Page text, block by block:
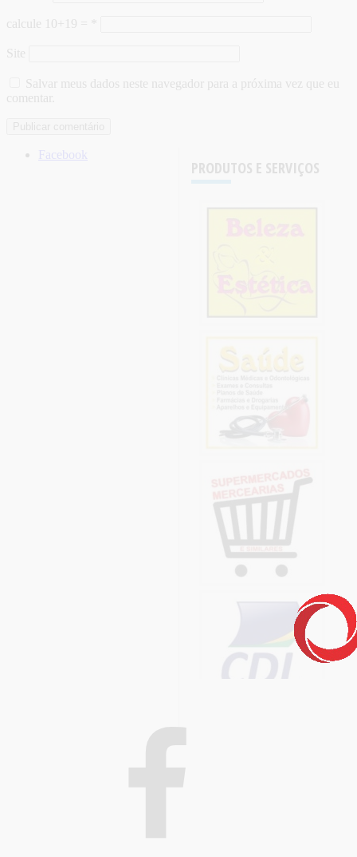
calcule 10+19 =
Site
Salvar meus dados neste navegador para a próxima vez que eu
comentar.
PRODUTOS E SERVIÇOS
Facebook